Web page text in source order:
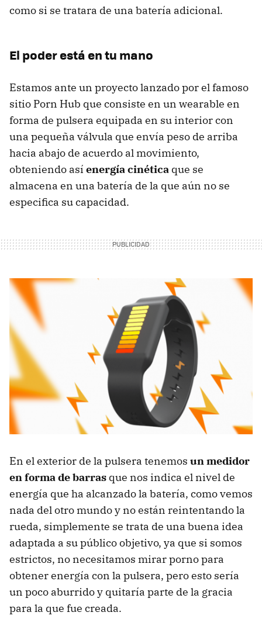
como si se tratara de una batería adicional.
El poder está en tu mano
Estamos ante un proyecto lanzado por el famoso
sitio Porn Hub que consiste en un wearable en
forma de pulsera equipada en su interior con
una pequeña válvula que envía peso de arriba
hacia abajo de acuerdo al movimiento,
obteniendo así energía cinética que se
almacena en una batería de la que aún no se
especifica su capacidad.
En el exterior de la pulsera tenemos un medidor
en forma de barras que nos indica el nivel de
energía que ha alcanzado la batería, como vemos
nada del otro mundo y no están reintentando la
rueda, simplemente se trata de una buena idea
adaptada a su público objetivo, ya que si somos
estrictos, no necesitamos mirar porno para
obtener energía con la pulsera, pero esto sería
un poco aburrido y quitaría parte de la gracia
para la que fue creada.